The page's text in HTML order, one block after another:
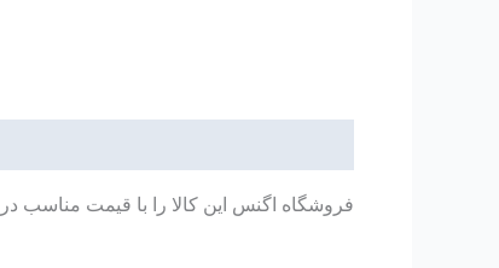
فروشگاه اگنس این کالا را با قیمت مناسب